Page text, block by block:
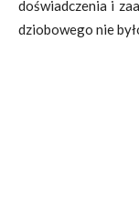
doświadczenia i
dziobowego nie